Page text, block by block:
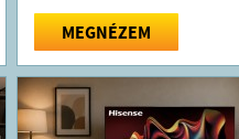
MEGNÉZEM